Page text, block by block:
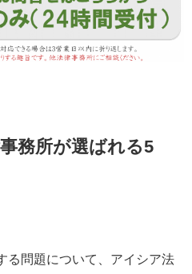
務所が選ばれる5
る問題について、アイシア法